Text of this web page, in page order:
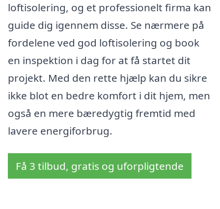
loftisolering, og et professionelt firma kan
guide dig igennem disse. Se nærmere på
fordelene ved god loftisolering og book
en inspektion i dag for at få startet dit
projekt. Med den rette hjælp kan du sikre
ikke blot en bedre komfort i dit hjem, men
også en mere bæredygtig fremtid med
lavere energiforbrug.
Få 3 tilbud, gratis og uforpligtende